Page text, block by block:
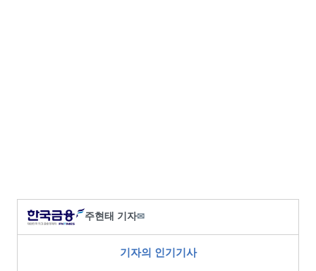
주현태 기자✉
기자의 인기기사